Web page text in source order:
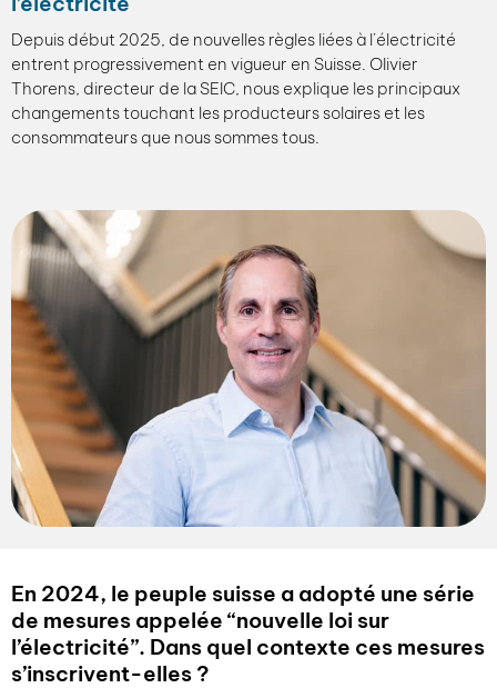
Depuis début 2025, de nouvelles règles liées à l’électricité
entrent progressivement en vigueur en Suisse. Olivier
Thorens, directeur de la SEIC, nous explique les principaux
changements touchant les producteurs solaires et les
consommateurs que nous sommes tous.
En 2024, le peuple suisse a adopté une série
de mesures appelée “nouvelle loi sur
l’électricité”. Dans quel contexte ces mesures
s’inscrivent-elles ?